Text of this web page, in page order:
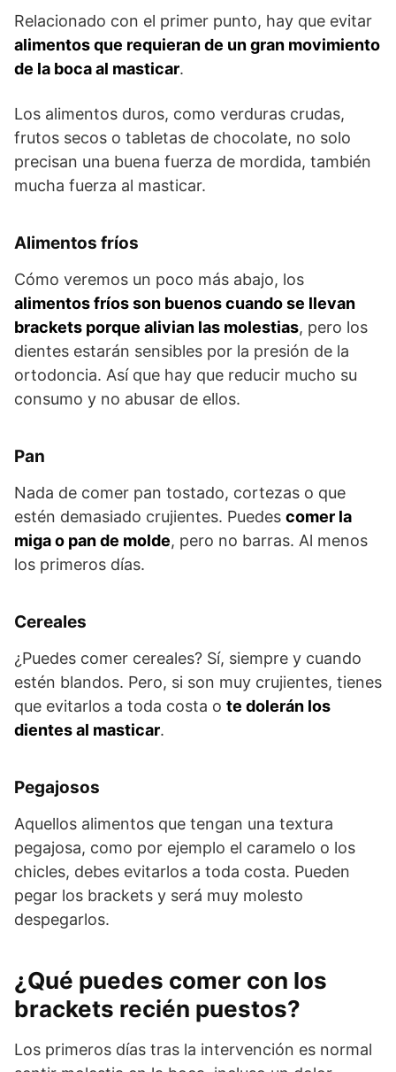
Relacionado con el primer punto, hay que evitar
alimentos que requieran de un gran movimiento
de la boca al masticar.
Los alimentos duros, como verduras crudas,
frutos secos o tabletas de chocolate, no solo
precisan una buena fuerza de mordida, también
mucha fuerza al masticar.
Alimentos fríos
Cómo veremos un poco más abajo, los
alimentos fríos son buenos cuando se llevan
brackets porque alivian las molestias, pero los
dientes estarán sensibles por la presión de la
ortodoncia. Así que hay que reducir mucho su
consumo y no abusar de ellos.
Pan
Nada de comer pan tostado, cortezas o que
estén demasiado crujientes. Puedes comer la
miga o pan de molde, pero no barras. Al menos
los primeros días.
Cereales
¿Puedes comer cereales? Sí, siempre y cuando
estén blandos. Pero, si son muy crujientes, tienes
que evitarlos a toda costa o te dolerán los
dientes al masticar.
Pegajosos
Aquellos alimentos que tengan una textura
pegajosa, como por ejemplo el caramelo o los
chicles, debes evitarlos a toda costa. Pueden
pegar los brackets y será muy molesto
despegarlos.
¿Qué puedes comer con los
brackets recién puestos?
Los primeros días tras la intervención es normal